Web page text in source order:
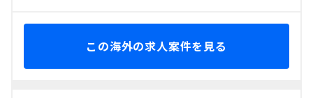
この海外の求人案件を見る